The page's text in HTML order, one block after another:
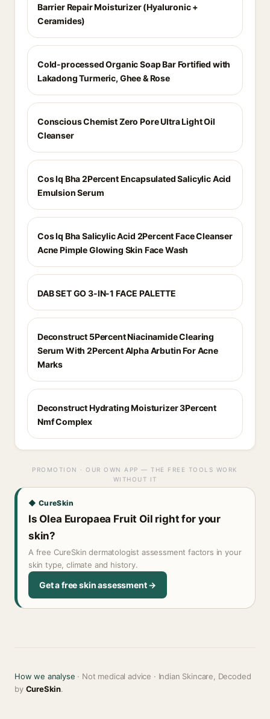
Barrier Repair Moisturizer (Hyaluronic +
Ceramides)
Cold-processed Organic Soap Bar Fortified with
Lakadong Turmeric, Ghee & Rose
Conscious Chemist Zero Pore Ultra Light Oil
Cleanser
Cos Iq Bha 2Percent Encapsulated Salicylic Acid
Emulsion Serum
Cos Iq Bha Salicylic Acid 2Percent Face Cleanser
Acne Pimple Glowing Skin Face Wash
DAB SET GO 3-IN-1 FACE PALETTE
Deconstruct 5Percent Niacinamide Clearing
Serum With 2Percent Alpha Arbutin For Acne
Marks
Deconstruct Hydrating Moisturizer 3Percent
Nmf Complex
PROMOTION · OUR OWN APP — THE FREE TOOLS WORK
WITHOUT IT
◆ CureSkin
Is Olea Europaea Fruit Oil right for your
skin?
A free CureSkin dermatologist assessment factors in your
skin type, climate and history.
Get a free skin assessment →
How we analyse · Not medical advice · Indian Skincare, Decoded
by CureSkin.